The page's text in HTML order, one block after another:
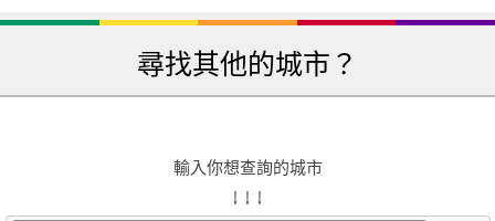
尋找其他的城市？
輸入你想查詢的城市
↓ ↓ ↓